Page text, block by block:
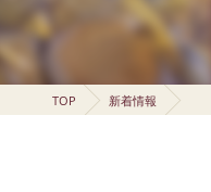
TOP 新着情報